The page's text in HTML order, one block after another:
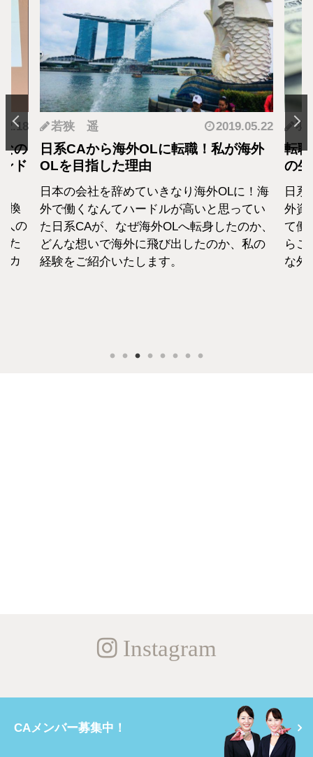
の
ド
換
人の
た
カ
若狭 遥 2019.05.22
日系CAから海外OLに転職！私が海外
OLを目指した理由
日本の会社を辞めていきなり海外OLに！海
外で働くなんてハードルが高いと思ってい
た日系CAが、なぜ海外OLへ転身したのか、
どんな想いで海外に飛び出したのか、私の
経験をご紹介いたします。
羽
転
の
日
外資
て働
らこ
な外
Instagram
CAメンバー募集中！